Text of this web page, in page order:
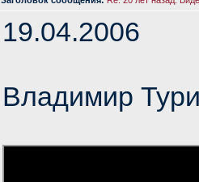
19.04.2006
Владимир